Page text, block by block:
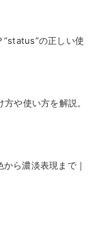
”status”の正しい使
や使い方を解説。
ら濃淡表現まで｜